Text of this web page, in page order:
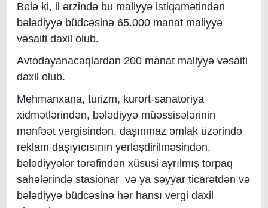
Belə ki, il ərzində bu maliyyə istiqamətindən
bələdiyyə büdcəsinə 65.000 manat maliyyə
vəsaiti daxil olub.
Avtodayanacaqlardan 200 manat maliyyə vəsaiti
daxil olub.
Mehmanxana, turizm, kurort-sanatoriya
xidmətlərindən, bələdiyyə müəssisələrinin
mənfəət vergisindən, daşınmaz əmlak üzərində
reklam daşıyıcısının yerləşdirilməsindən,
bələdiyyələr tərəfindən xüsusi ayrılmış torpaq
sahələrində stasionar və ya səyyar ticarətdən və
bələdiyyə büdcəsinə hər hansı vergi daxil